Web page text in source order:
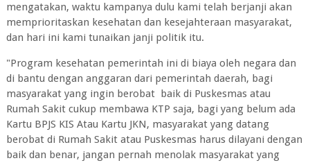
mengatakan, waktu kampanya dulu kami telah berjanji akan
memprioritaskan kesehatan dan kesejahteraan masyarakat,
dan hari ini kami tunaikan janji politik itu.
"Program kesehatan pemerintah ini di biaya oleh negara dan
di bantu dengan anggaran dari pemerintah daerah, bagi
masyarakat yang ingin berobat baik di Puskesmas atau
Rumah Sakit cukup membawa KTP saja, bagi yang belum ada
Kartu BPJS KIS Atau Kartu JKN, masyarakat yang datang
berobat di Rumah Sakit atau Puskesmas harus dilayani dengan
baik dan benar, jangan pernah menolak masyarakat yang